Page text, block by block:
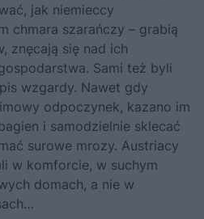
jak niemieccy
chmara szarańczy – grabią
znęcają się nad ich
Sami też byli
wzgardy. Nawet gdy
odpoczynek, kazano im
i samodzielnie sklecać
surowe mrozy. Austriacy
w komforcie, w suchym
domach, a nie w